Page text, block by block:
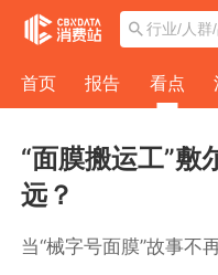
首页 报告 看点
“面膜搬运工”敷
远？
当“械字号面膜”故事不